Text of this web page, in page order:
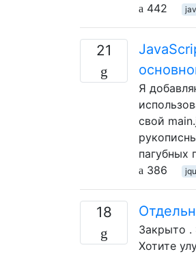
442
21
Я
свой
пагубных
386
18
Закрыто .
Хотите